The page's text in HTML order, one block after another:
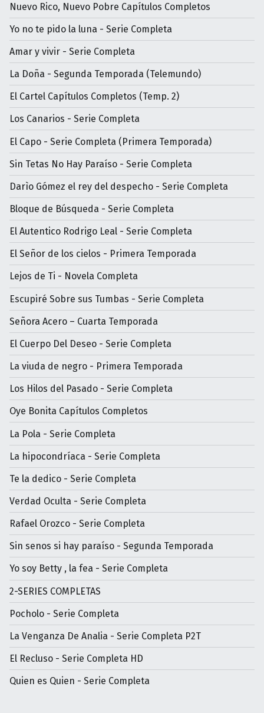
Nuevo Rico, Nuevo Pobre Capítulos Completos
Yo no te pido la luna - Serie Completa
Amar y vivir - Serie Completa
La Doña - Segunda Temporada (Telemundo)
El Cartel Capítulos Completos (Temp. 2)
Los Canarios - Serie Completa
El Capo - Serie Completa (Primera Temporada)
Sin Tetas No Hay Paraíso - Serie Completa
Darìo Gómez el rey del despecho - Serie Completa
Bloque de Búsqueda - Serie Completa
El Autentico Rodrigo Leal - Serie Completa
El Señor de los cielos - Primera Temporada
Lejos de Ti - Novela Completa
Escupiré Sobre sus Tumbas - Serie Completa
Señora Acero – Cuarta Temporada
El Cuerpo Del Deseo - Serie Completa
La viuda de negro - Primera Temporada
Los Hilos del Pasado - Serie Completa
Oye Bonita Capítulos Completos
La Pola - Serie Completa
La hipocondríaca - Serie Completa
Te la dedico - Serie Completa
Verdad Oculta - Serie Completa
Rafael Orozco - Serie Completa
Sin senos si hay paraíso - Segunda Temporada
Yo soy Betty , la fea - Serie Completa
2-SERIES COMPLETAS
Pocholo - Serie Completa
La Venganza De Analia - Serie Completa P2T
El Recluso - Serie Completa HD
Quien es Quien - Serie Completa